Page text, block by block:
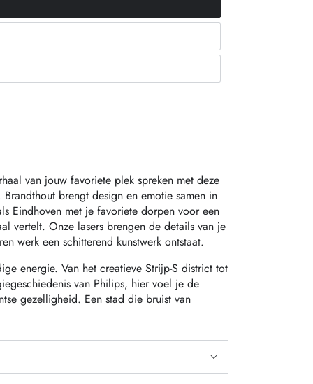
van jouw favoriete plek spreken met deze
brengt design en emotie samen in
Eindhoven met je favoriete dorpen voor een
vertelt. Onze lasers brengen de details van je
werk een schitterend kunstwerk ontstaat.
energie. Van het creatieve Strijp‑S district tot
van Philips, hier voel je de
gezelligheid. Een stad die bruist van